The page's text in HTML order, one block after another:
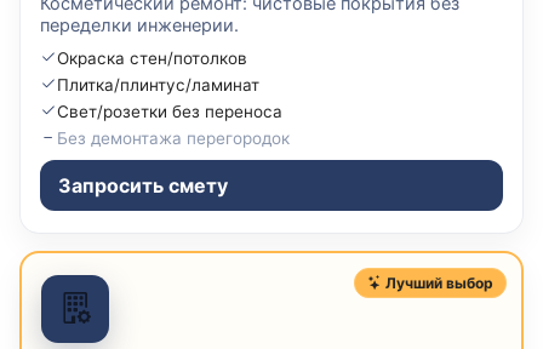
переделки инженерии.
Окраска стен/потолков
Плитка/плинтус/ламинат
Свет/розетки без переноса
Без демонтажа перегородок
Запросить смету
Лучший выбор